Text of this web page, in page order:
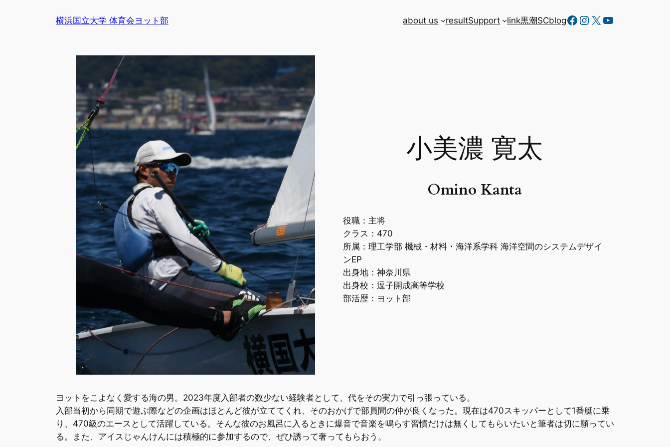
横浜国立大学 体育会ヨット部 about us resultSupport link黒潮SCblogFacebook
Instagram
X YouTube
小美濃 寛太
Omino Kanta
役職：主将
クラス：470
所属：理工学部 機械・材料・海洋系学科 海洋空間のシステムデザイ
ンEP
出身地：神奈川県
出身校：逗子開成高等学校
部活歴：ヨット部
ヨットをこよなく愛する海の男。2023年度入部者の数少ない経験者として、代をその実力で引っ張っている。
入部当初から同期で遊ぶ際などの企画はほとんど彼が立ててくれ、そのおかげで部員間の仲が良くなった。現在は470スキッパーとして1番艇に乗
り、470級のエースとして活躍している。そんな彼のお風呂に入るときに爆音で音楽を鳴らす習慣だけは無くしてもらいたいと筆者は切に願ってい
る。また、アイスじゃんけんには積極的に参加するので、ぜひ誘って奢ってもらおう。